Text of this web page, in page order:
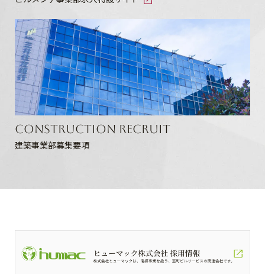
Construction Recruit
建築事業部募集要項